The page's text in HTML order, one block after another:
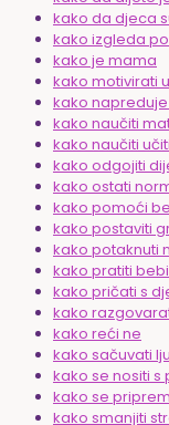
kako da djeca
kako izgleda
kako je mama
kako motivirati
kako
kako naučiti
kako naučiti učiti
kako odgojiti
kako ostati
kako pomoći
kako postaviti
kako potaknuti
kako pratiti
kako pričati s
kako
kako reći ne
kako sačuvati
kako se nositi
kako se
kako smanjiti